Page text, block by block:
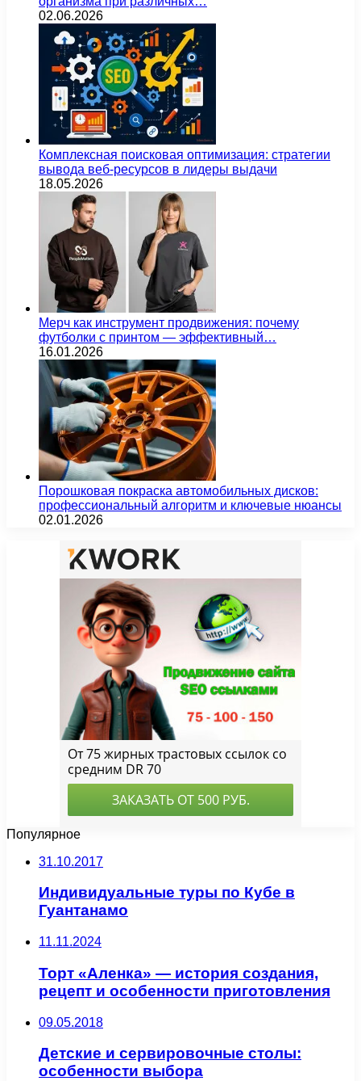
02.06.2026
Комплексная поисковая оптимизация: стратегии
вывода веб-ресурсов в лидеры выдачи
18.05.2026
Мерч как инструмент продвижения: почему
футболки с принтом — эффективный…
16.01.2026
Порошковая покраска автомобильных дисков:
профессиональный алгоритм и ключевые нюансы
02.01.2026
Популярное
31.10.2017
Индивидуальные туры по Кубе в
Гуантанамо
11.11.2024
Торт «Аленка» — история создания,
рецепт и особенности приготовления
09.05.2018
Детские и сервировочные столы:
особенности выбора